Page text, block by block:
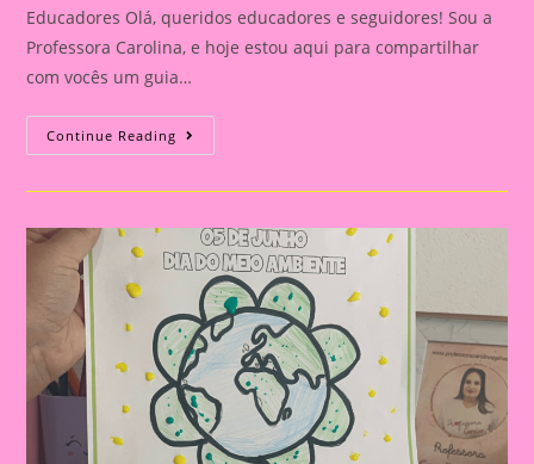
Educadores Olá, queridos educadores e seguidores! Sou a
Professora Carolina, e hoje estou aqui para compartilhar
com vocês um guia…
Continue Reading Atividade
Semanal
O
Dents
01|Higiene
Bucal
Educação
Infantil:
Um
Guia
Prático
Para
Educadores